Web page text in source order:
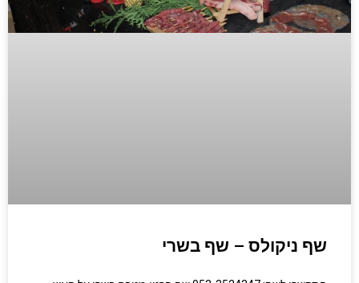
שף ניקולס – שף בשרי